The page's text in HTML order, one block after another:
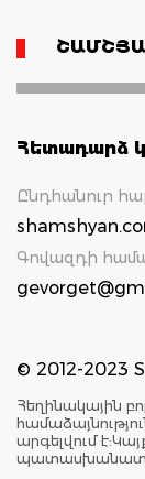
Հետադարձ
Ընդհանուր
Գովազդի
© 2012-2023
Հեղինակային
արգելվում